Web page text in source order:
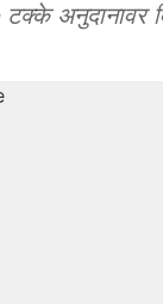
टक्के अनुदानावर